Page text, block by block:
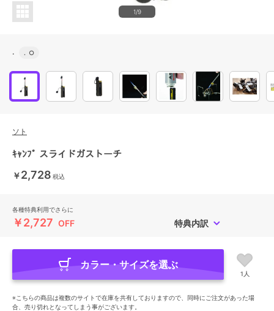
1/9
. . ○
ソト
ｷｬﾝﾌﾟ スライドガストーチ
￥2,728 税込
各種特典利用でさらに
￥2,727 OFF 特典内訳
カラー・サイズを選ぶ
1人
※こちらの商品は複数のサイトで在庫を共有しておりますので、同時にご注文があった場
合、売り切れとなってしまう事がございます。